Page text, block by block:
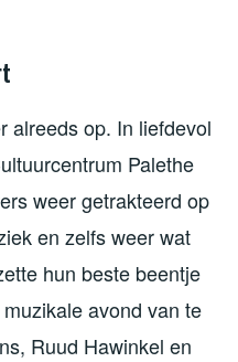
alreeds op. In liefdevol
Palethe
weer getrakteerd op
en zelfs weer wat
hun beste beentje
avond van te
Ruud Hawinkel en